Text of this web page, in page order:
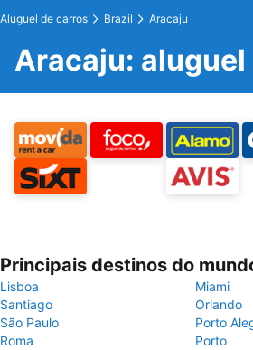
Aluguel de carros Brazil Aracaju
Aracaju: aluguel
Principais destinos do
Lisboa
Miami
Santiago
Orlando
São Paulo
Porto
Roma
Porto